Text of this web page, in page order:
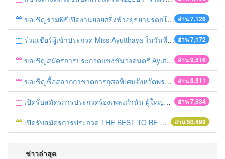
อ่าน 7,126
ขอเชิญร่วมพิธีเปิดงานยอยศยิ่งฟ้าอยุธยามรดกโลก
อ่าน 7,172
ร่วมเชียร์ผู้เข้าประกวด Miss Ayutthaya ในวันที่ 15 ธันวาคม 2560
อ่าน 9,516
ขอเชิญสมัครการประกวดแข่งขันวงดนตรี Ayutthaya battle of the bands
อ่าน 8,511
ขอเชิญซื้อสลากกาชาดการกุศลพิเศษจังหวัดพระนครศรีอยุธยา 2560
อ่าน 7,834
เปิดรับสมัครการประกวดร้องเพลงกำนัน ผู้ใหญ่บ้าน ฯลฯ
อ่าน 50,499
เปิดรับสมัครการประกวด THE BEST TO BE NUMBER ONE
ข่าวล่าสุด